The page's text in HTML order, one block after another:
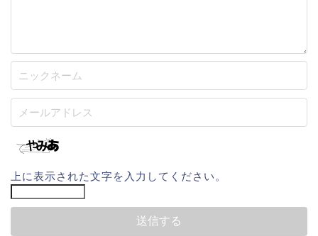
上に表示された文字を入力してください。